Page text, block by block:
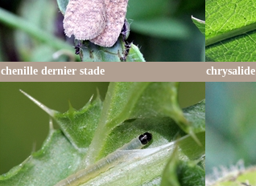
chenille dernier stade chrysalide